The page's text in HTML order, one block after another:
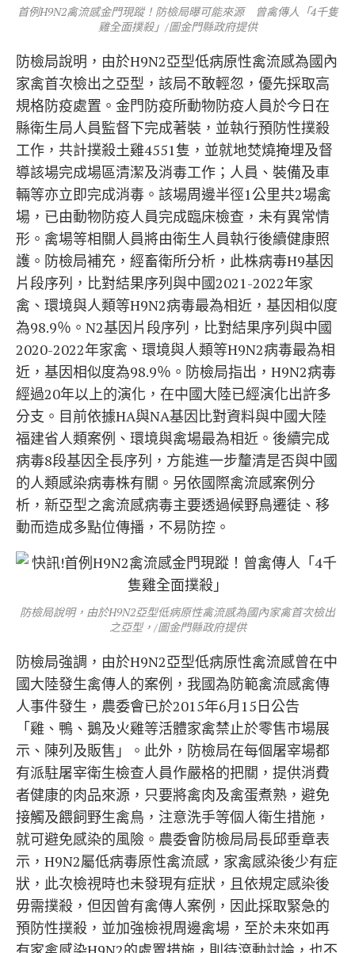
首例H9N2禽流感金門現蹤！防檢局曝可能來源 曾禽傳人「4千隻
雞全面撲殺」/圖金門縣政府提供
防檢局說明，由於H9N2亞型低病原性禽流感為國內
家禽首次檢出之亞型，該局不敢輕忽，優先採取高
規格防疫處置。金門防疫所動物防疫人員於今日在
縣衛生局人員監督下完成著裝，並執行預防性撲殺
工作，共計撲殺土雞4551隻，並就地焚燒掩埋及督
導該場完成場區清潔及消毒工作；人員、裝備及車
輛等亦立即完成消毒。該場周邊半徑1公里共2場禽
場，已由動物防疫人員完成臨床檢查，未有異常情
形。禽場等相關人員將由衛生人員執行後續健康照
護。防檢局補充，經畜衛所分析，此株病毒H9基因
片段序列，比對結果序列與中國2021-2022年家
禽、環境與人類等H9N2病毒最為相近，基因相似度
為98.9％。N2基因片段序列，比對結果序列與中國
2020-2022年家禽、環境與人類等H9N2病毒最為相
近，基因相似度為98.9％。防檢局指出，H9N2病毒
經過20年以上的演化，在中國大陸已經演化出許多
分支。目前依據HA與NA基因比對資料與中國大陸
福建省人類案例、環境與禽場最為相近。後續完成
病毒8段基因全長序列，方能進一步釐清是否與中國
的人類感染病毒株有關。另依國際禽流感案例分
析，新亞型之禽流感病毒主要透過候野鳥遷徒、移
動而造成多點位傳播，不易防控。
防檢局說明，由於H9N2亞型低病原性禽流感為國內家禽首次檢出
之亞型，/圖金門縣政府提供
防檢局強調，由於H9N2亞型低病原性禽流感曾在中
國大陸發生禽傳人的案例，我國為防範禽流感禽傳
人事件發生，農委會已於2015年6月15日公告
「雞、鴨、鵝及火雞等活體家禽禁止於零售市場展
示、陳列及販售」。此外，防檢局在每個屠宰場都
有派駐屠宰衛生檢查人員作嚴格的把關，提供消費
者健康的肉品來源，只要將禽肉及禽蛋煮熟，避免
接觸及餵飼野生禽鳥，注意洗手等個人衛生措施，
就可避免感染的風險。農委會防檢局局長邱垂章表
示，H9N2屬低病毒原性禽流感，家禽感染後少有症
狀，此次檢視時也未發現有症狀，且依規定感染後
毋需撲殺，但因曾有禽傳人案例，因此採取緊急的
預防性撲殺，並加強檢視周邊禽場，至於未來如再